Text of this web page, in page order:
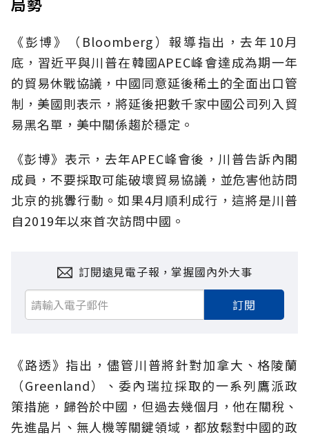
《彭博》（Bloomberg）報導指出，去年10月
底，習近平與川普在韓國APEC峰會達成為期一年
的貿易休戰協議，中國同意延後稀土的全面出口管
制，美國則表示，將延後把數千家中國公司列入貿
易黑名單，美中關係趨於穩定。
《彭博》表示，去年APEC峰會後，川普告訴內閣
成員，不要採取可能破壞貿易協議，並危害他訪問
北京的挑釁行動。如果4月順利成行，這將是川普
自2019年以來首次訪問中國。
訂閱遠見電子報，掌握國內外大事
訂閱
《路透》指出，儘管川普將針對加拿大、格陵蘭
（Greenland）、委內瑞拉採取的一系列鷹派政
策措施，歸咎於中國，但過去幾個月，他在關稅、
先進晶片、無人機等關鍵領域，都放鬆對中國的政